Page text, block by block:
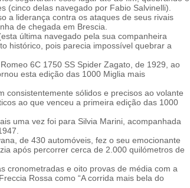
(cinco delas navegado por Fabio Salvinelli).
a liderança contra os ataques de seus rivais
de chegada em Brescia.
última navegado pela sua companheira
histórico, pois parecia impossível quebrar a
6C 1750 SS Spider Zagato, de 1929, ao
esta edição das 1000 Miglia mais
consistentemente sólidos e precisos ao volante
ao que venceu a primeira edição das 1000
uma vez foi para Silvia Marini, acompanhada
de 430 automóveis, fez o seu emocionante
após percorrer cerca de 2.000 quilómetros de
cronometradas e oito provas de média com a
Rossa como “A corrida mais bela do